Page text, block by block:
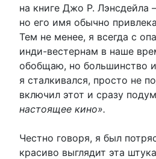
на книге Джо Р. Лэнсдейла
но его имя обычно
Тем не менее, я всегда с
инди-вестернам в наше
обобщаю, но большинство
я сталкивался, просто не
включил этот и сразу
настоящее кино».
Честно говоря, я был
красиво выглядит эта